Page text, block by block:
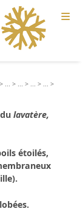
≡
> > > >
>
dulavatère,
étoilés,